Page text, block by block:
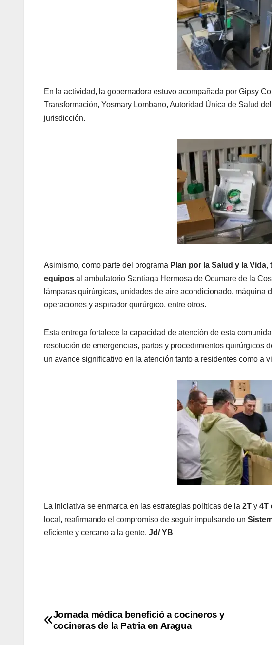
En la actividad, la gobernadora estuvo acompañada por Gipsy
Transformación, Yosmary Lombano, Autoridad Única de Salud
jurisdicción.
Asimismo, como parte del programa Plan por la Salud y la Vida,
equipos al ambulatorio Santiaga Hermosa de Ocumare de la
lámparas quirúrgicas, unidades de aire acondicionado, máquina
operaciones y aspirador quirúrgico, entre otros.
Esta entrega fortalece la capacidad de atención de esta
resolución de emergencias, partos y procedimientos quirúrgicos
un avance significativo en la atención tanto a residentes como a
La iniciativa se enmarca en las estrategias políticas de la 2T y 4T
local, reafirmando el compromiso de seguir impulsando un
eficiente y cercano a la gente. Jd/ YB
Jornada médica benefició a cocineros y
cocineras de la Patria en Aragua